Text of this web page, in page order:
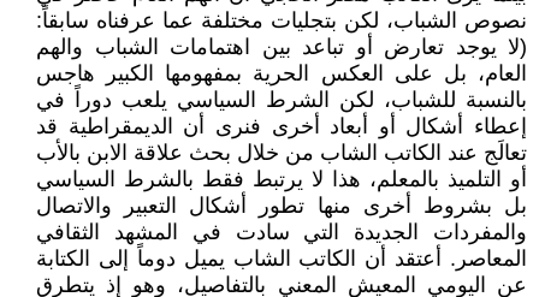
نصوص الشباب، لكن بتجليات مختلفة عما عرفناه سابقاً:
(لا يوجد تعارض أو تباعد بين اهتمامات الشباب والهم
العام، بل على العكس الحرية بمفهومها الكبير هاجس
بالنسبة للشباب، لكن الشرط السياسي يلعب دوراً في
إعطاء أشكال أو أبعاد أخرى فنرى أن الديمقراطية قد
تعالَج عند الكاتب الشاب من خلال بحث علاقة الابن بالأب
أو التلميذ بالمعلم، هذا لا يرتبط فقط بالشرط السياسي
بل بشروط أخرى منها تطور أشكال التعبير والاتصال
والمفردات الجديدة التي سادت في المشهد الثقافي
المعاصر. أعتقد أن الكاتب الشاب يميل دوماً إلى الكتابة
عن اليومي المعيش المعني بالتفاصيل، وهو إذ يتطرق